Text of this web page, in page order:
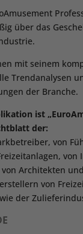
über das
mit seinem
Trendanalysen
der Branche.
ist
der:
von
von
Architekten
von
der